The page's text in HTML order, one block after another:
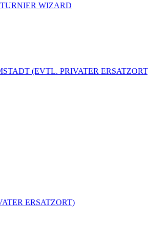
WIZARD
(EVTL. PRIVATER
ERSATZORT)